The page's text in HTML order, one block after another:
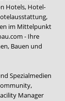
Hotels, Hotel-
im Mittelpunkt
- Ihre
Bauen und
Spezialmedien
,
Manager